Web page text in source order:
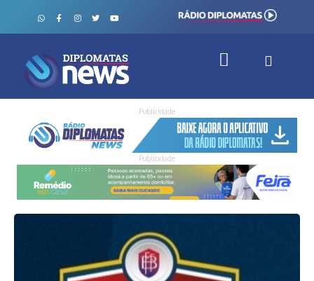
Publicidade
Publicidade